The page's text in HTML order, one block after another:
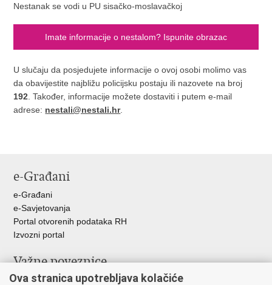
Nestanak se vodi u PU sisačko-moslavačkoj
Imate informacije o nestalom? Ispunite obrazac
U slučaju da posjedujete informacije o ovoj osobi molimo vas
da obavijestite najbližu policijsku postaju ili nazovete na broj
192. Također, informacije možete dostaviti i putem e-mail
adrese: nestali@nestali.hr.
e-Građani
e-Građani
e-Savjetovanja
Portal otvorenih podataka RH
Izvozni portal
Važne poveznice
Ministarstvo unutarnjih poslova RH
Ova stranica upotrebljava kolačiće